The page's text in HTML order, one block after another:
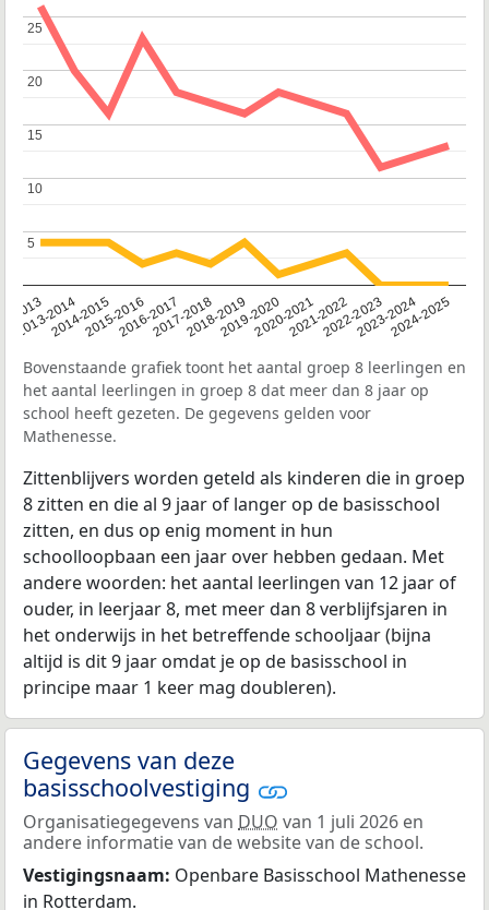
2013
2013-2014
2014-20152015-20162016-20172017-20182018-20192019-20202020-20212021-20222022-20232023-20242024-2025
5
5
10
10
15
15
20
20
25
25
Bovenstaande grafiek toont het aantal groep 8 leerlingen en
het aantal leerlingen in groep 8 dat meer dan 8 jaar op
school heeft gezeten. De gegevens gelden voor
Mathenesse.
Zittenblijvers worden geteld als kinderen die in groep
8 zitten en die al 9 jaar of langer op de basisschool
zitten, en dus op enig moment in hun
schoolloopbaan een jaar over hebben gedaan. Met
andere woorden: het aantal leerlingen van 12 jaar of
ouder, in leerjaar 8, met meer dan 8 verblijfsjaren in
het onderwijs in het betreffende schooljaar (bijna
altijd is dit 9 jaar omdat je op de basisschool in
principe maar 1 keer mag doubleren).
Gegevens van deze
basisschoolvestiging
Organisatiegegevens van DUO van 1 juli 2026 en
andere informatie van de website van de school.
Vestigingsnaam: Openbare Basisschool Mathenesse
in Rotterdam.